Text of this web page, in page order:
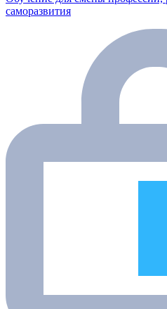
саморазвития